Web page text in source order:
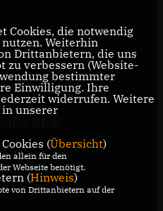
KONTAKT
NRW
Cookies, die notwendig
Weiterhin
Drittanbietern, die uns
zu verbessern (Website-
bestimmter
Einwilligung. Ihre
widerrufen. Weitere
unserer
(Übersicht)
allein für den
Webseite benötigt.
(Hinweis)
von Drittanbietern auf der